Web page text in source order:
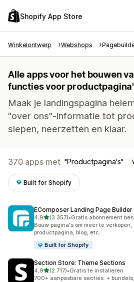
Shopify App Store
Winkelontwerp Webshops
Alle apps voor het bouwen
functies voor
Maak je landingspagina
"over ons"-informatie tot
slepen, neerzetten en klaar.
370 apps met Productpagina's
Built for Shopify
EComposer Landing Page Builder
4,9van 5 sterren
(3.357)
3357 recensies in totaal
•Gratis abonnement
Bouw pagina's om meer te
productpagina, blog, etc.
Built for Shopify
Section Store: Theme Sections
4,9van 5 sterren
(2.717)
2717 recensies in totaal
•Gratis te installeren
700+ aanpasbare secties. +